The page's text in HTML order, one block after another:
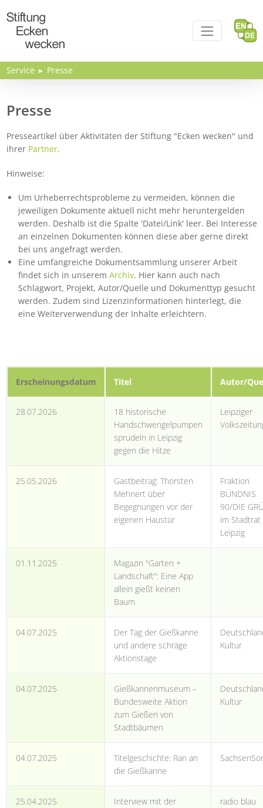
Service Presse
Presse
Presseartikel über Aktivitäten der Stiftung "Ecken wecken" und
ihrer Partner.
Hinweise:
Um Urheberrechtsprobleme zu vermeiden, können die
jeweiligen Dokumente aktuell nicht mehr heruntergelden
werden. Deshalb ist die Spalte 'Datei/Link' leer. Bei Interesse
an einzelnen Dokumenten können diese aber gerne direkt
bei uns angefragt werden.
Eine umfangreiche Dokumentsammlung unserer Arbeit
findet sich in unserem Archiv. Hier kann auch nach
Schlagwort, Projekt, Autor/Quelle und Dokumenttyp gesucht
werden. Zudem sind Lizenzinformationen hinterlegt, die
eine Weiterverwendung der Inhalte erleichtern.
Erscheinungsdatum Titel Autor/
28.07.2026
18 historische
Handschwengelpumpen
sprudeln in Leipzig
gegen die Hitze
Leipziger
25.05.2026
Gastbeitrag: Thorsten
Mehnert über
Begegnungen vor der
eigenen Haustür
Fraktion
BÜNDNIS
90/DIE
im Stadtrat
Leipzig
01.11.2025
Magazin "Garten +
Landschaft": Eine App
allein gießt keinen
Baum
04.07.2025
Der Tag der Gießkanne
und andere schräge
Aktionstage
Kultur
04.07.2025
Gießkannenmuseum –
Bundesweite Aktion
zum Gießen von
Stadtbäumen
Kultur
04.07.2025
Titelgeschichte: Ran an
die Gießkanne
25.04.2025
Interview mit der
radio blau